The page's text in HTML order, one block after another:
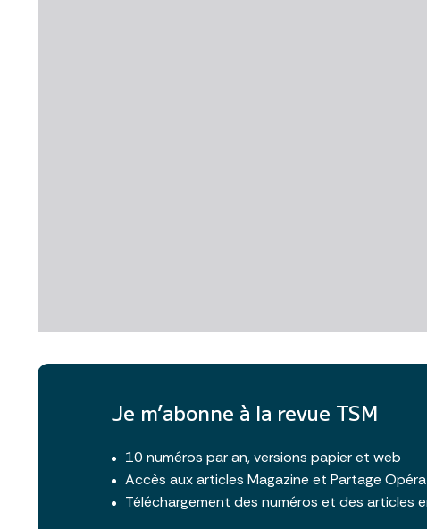
Je m’abonne à la revue TSM
10 numéros par an, versions papier et web
Accès aux articles Magazine et Partage
Téléchargement des numéros et des articles